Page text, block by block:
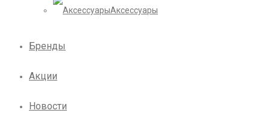
Аксессуары
Бренды
Акции
Новости